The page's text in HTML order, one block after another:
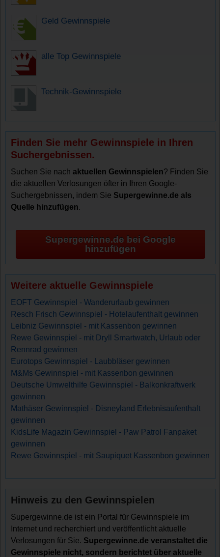
Geld Gewinnspiele
alle Top Gewinnspiele
Technik-Gewinnspiele
Finden Sie mehr Gewinnspiele in Ihren
Suchergebnissen.
Suchen Sie nachaktuellen Gewinnspielen? Finden Sie
die aktuellen Verlosungen öfter in Ihren Google-
Suchergebnissen, indem Sie Supergewinne.de als
Quelle hinzufügen.
Supergewinne.de bei Google
hinzufügen
Weitere aktuelle Gewinnspiele
EOFT Gewinnspiel - Wanderurlaub gewinnen
Resch Frisch Gewinnspiel - Hotelaufenthalt gewinnen
Leibniz Gewinnspiel - mit Kassenbon gewinnen
Rewe Gewinnspiel - mit Dryll Smartwatch, Urlaub oder
Rennrad gewinnen
Eurotops Gewinnspiel - Laubbläser gewinnen
M&Ms Gewinnspiel - mit Kassenbon gewinnen
Deutsche Umwelthilfe Gewinnspiel - Balkonkraftwerk
gewinnen
Mathäser Gewinnspiel - Disneyland Erlebnisaufenthalt
gewinnen
KidsLife Magazin Gewinnspiel - Paw Patrol Fanpaket
gewinnen
Rewe Gewinnspiel - mit Saupiquet Kassenbon gewinnen
Hinweis zu den Gewinnspielen
Supergewinne.de ist ein Portal für Gewinnspiele im
Internet und recherchiert und veröffentlicht aktuelle
Verlosungen für Sie. Supergewinne.de veranstaltet die
Gewinnspiele nicht, sondern berichtet über aktuelle